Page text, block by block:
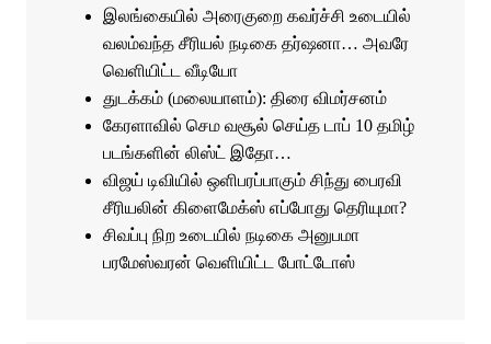
இலங்கையில் அரைகுறை கவர்ச்சி உடையில்
வலம்வந்த சீரியல் நடிகை தர்ஷனா… அவரே
வெளியிட்ட வீடியோ
துடக்கம் (மலையாளம்): திரை விமர்சனம்
கேரளாவில் செம வசூல் செய்த டாப் 10 தமிழ்
படங்களின் லிஸ்ட் இதோ…
விஜய் டிவியில் ஒளிபரப்பாகும் சிந்து பைரவி
சீரியலின் கிளைமேக்ஸ் எப்போது தெரியுமா?
சிவப்பு நிற உடையில் நடிகை அனுபமா
பரமேஸ்வரன் வெளியிட்ட போட்டோஸ்